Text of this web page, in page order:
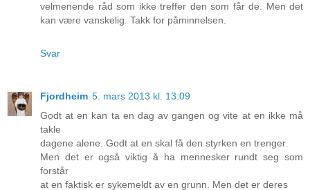
velmenende råd som ikke treffer den som får de. Men det
kan være vanskelig. Takk for påminnelsen.
Svar
Fjordheim 5. mars 2013 kl. 13:09
Godt at en kan ta en dag av gangen og vite at en ikke må
takle
dagene alene. Godt at en skal få den styrken en trenger.
Men det er også viktig å ha mennesker rundt seg som
forstår
at en faktisk er sykemeldt av en grunn. Men det er deres